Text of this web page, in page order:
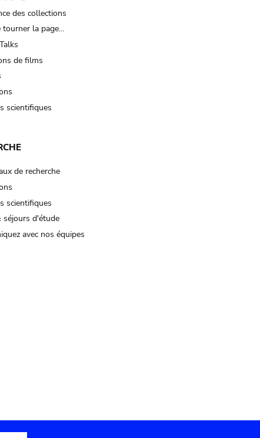
des collections
tourner la page…
de films
scientifiques
de recherche
scientifiques
séjours d'étude
avec nos équipes